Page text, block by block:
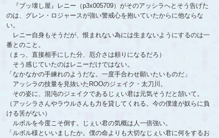
『ブッ壊し屋』レニー（p3x005709）がそのアッシラへとそう告げた
のは、グレン・ロジャースが強い警戒心を抱いていたからに他ならな
い。
レニー自身もそうだが、恨まれない為には生まないようにするのは一
番とのこと。
（まっ、直接相手にした分、厄介さは頼りになるだろ）
そう感じていたのはレニーだけではない。
「なかなかの手練れのようだな。一度手合わせ願いたいものだ」
アッシラの技量を見抜いたROOのジェイク・太刀川。
その姿に、混沌のジェイクであるじぇい君は元気そうだと頷いて。
（アッシラさんやラウルさんも力を貸してくれる。今の僕達が奴らに負
ける筈がない）
ルボルを今度こそ倒す。じぇい君の気概は人一倍強い。
「ルボル様といいましたか。僕の命よりも大切なじぇい君に何をするお